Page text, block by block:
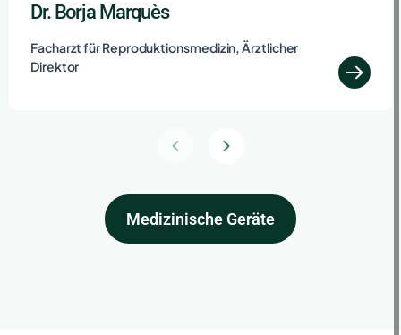
Dr. Borja Marquès
Facharzt für Reproduktionsmedizin, Ärztlicher
Direktor
Medizinische Geräte